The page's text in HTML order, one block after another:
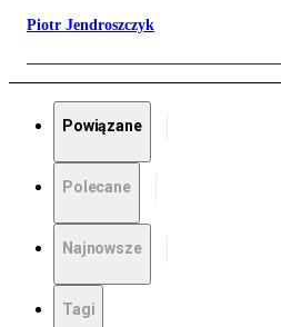
Piotr Jendroszczyk
Powiązane
Polecane
Najnowsze
Tagi